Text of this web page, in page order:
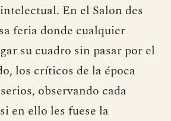
En el Salon des
feria donde cualquier
su cuadro sin pasar por el
los críticos de la época
observando cada
en ello les fuese la